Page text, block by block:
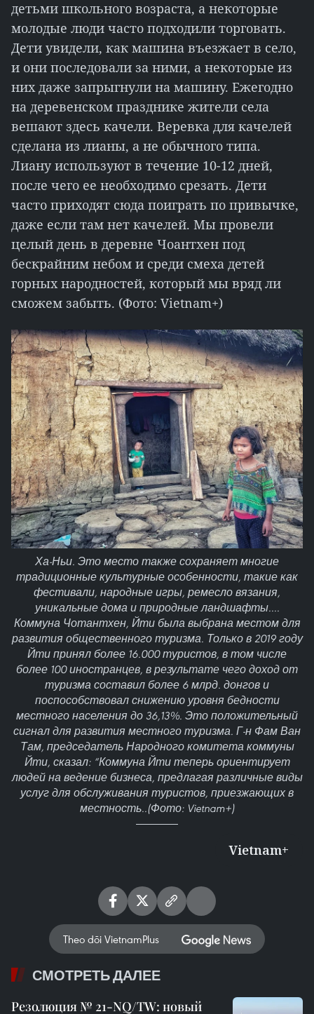
детьми школьного возраста, а некоторые
молодые люди часто подходили торговать.
Дети увидели, как машина въезжает в село,
и они последовали за ними, а некоторые из
них даже запрыгнули на машину. Ежегодно
на деревенском празднике жители села
вешают здесь качели. Веревка для качелей
сделана из лианы, а не обычного типа.
Лиану используют в течение 10-12 дней,
после чего ее необходимо срезать. Дети
часто приходят сюда поиграть по привычке,
даже если там нет качелей. Мы провели
целый день в деревне Чоантхен под
бескрайним небом и среди смеха детей
горных народностей, который мы вряд ли
сможем забыть. (Фото: Vietnam+)
Ха-Ньи. Это место также сохраняет многие
традиционные культурные особенности, такие как
фестивали, народные игры, ремесло вязания,
уникальные дома и природные ландшафты....
Коммуна Чотантхен, Йти была выбрана местом для
развития общественного туризма. Только в 2019 году
Йти принял более 16.000 туристов, в том числе
более 100 иностранцев, в результате чего доход от
туризма составил более 6 млрд. донгов и
поспособствовал снижению уровня бедности
местного населения до 36,13%. Это положительный
сигнал для развития местного туризма. Г-н Фам Ван
Там, председатель Народного комитета коммуны
Йти, сказал: “Коммуна Йти теперь ориентирует
людей на ведение бизнеса, предлагая различные виды
услуг для обслуживания туристов, приезжающих в
местность..(Фото: Vietnam+)
Vietnam+
Theo dõi VietnamPlus
СМОТРЕТЬ ДАЛЕЕ
Резолюция № 21-NQ/TW: новый